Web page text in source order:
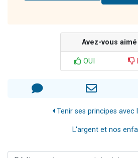
Avez-vous aimé
OUI
Tenir ses principes avec
L'argent et nos